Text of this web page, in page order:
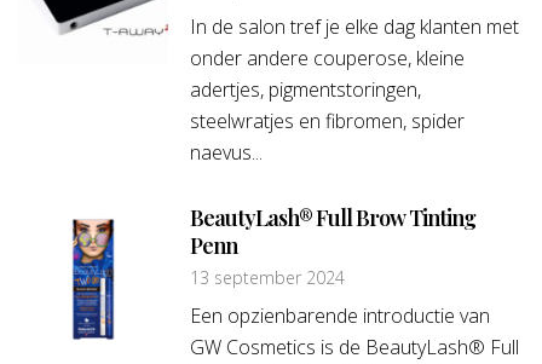
In de salon tref je elke dag klanten met
onder andere couperose, kleine
adertjes, pigmentstoringen,
steelwratjes en fibromen, spider
naevus...
BeautyLash® Full Brow Tinting
Penn
13 september 2024
Een opzienbarende introductie van
GW Cosmetics is de BeautyLash® Full